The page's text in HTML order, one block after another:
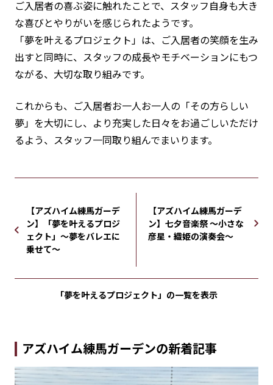
ご入居者の喜ぶ姿に触れたことで、スタッフ自身も大き
な喜びとやりがいを感じられたようです。
「夢を叶えるプロジェクト」は、ご入居者の笑顔を生み
出すと同時に、スタッフの成長やモチベーションにもつ
ながる、大切な取り組みです。
これからも、ご入居者お一人お一人の「その方らしい
夢」を大切にし、より充実した日々をお過ごしいただけ
るよう、スタッフ一同取り組んでまいります。
【アズハイム練馬ガーデ
ン】「夢を叶えるプロジ
ェクト」〜夢をバレエに
乗せて〜
【アズハイム練馬ガーデ
ン】七夕音楽祭 ～小さな
彦星・織姫の演奏会～
「夢を叶えるプロジェクト」の一覧を表示
アズハイム練馬ガーデンの新着記事